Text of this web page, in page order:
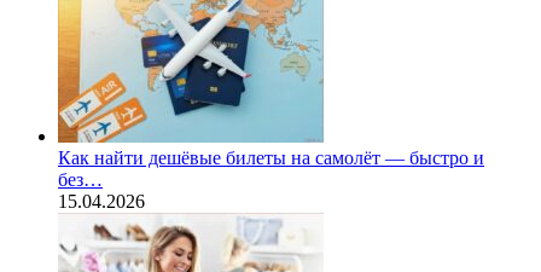
Как найти дешёвые билеты на самолёт — быстро и
без…
15.04.2026